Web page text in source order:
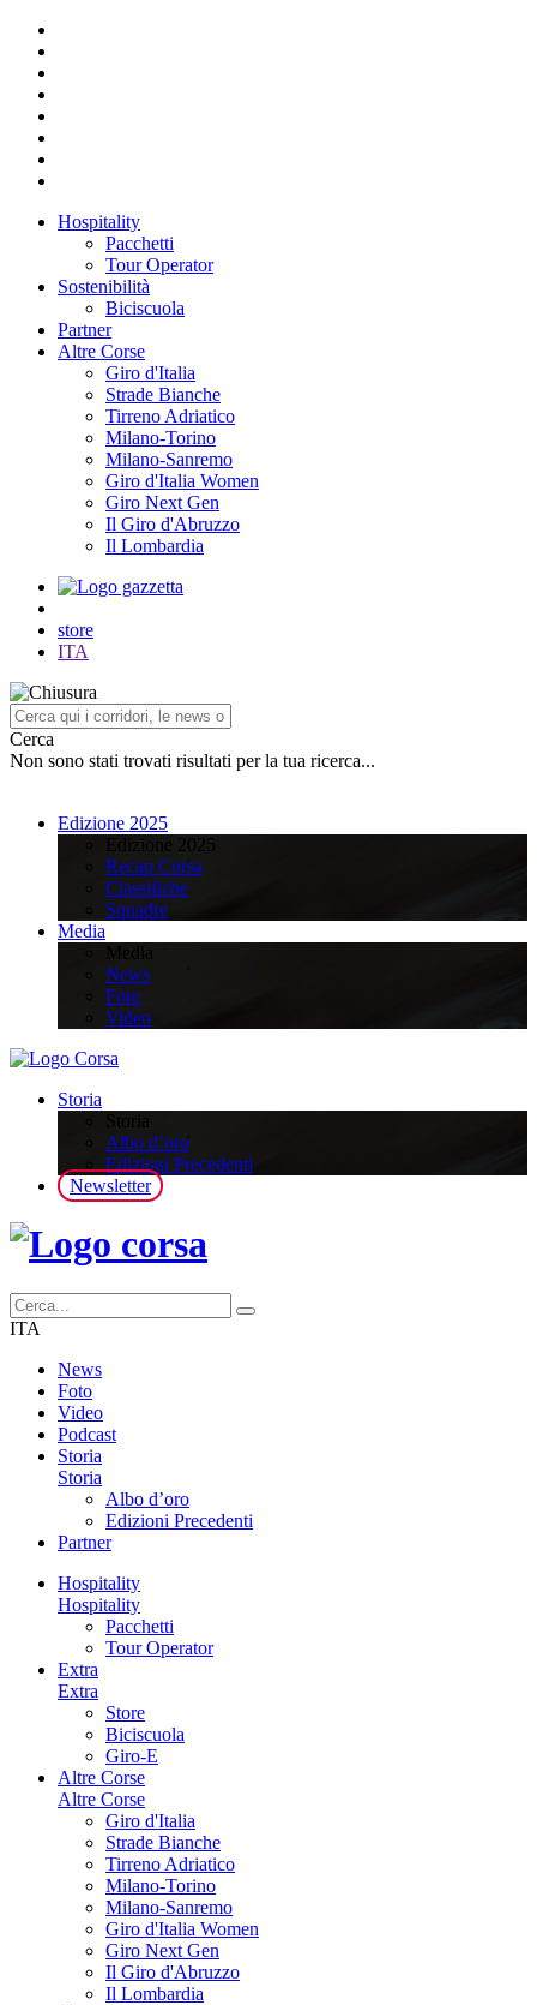
Hospitality
Pacchetti
Tour Operator
Sostenibilità
Biciscuola
Partner
Altre Corse
Giro d'Italia
Strade Bianche
Tirreno Adriatico
Milano-Torino
Milano-Sanremo
Giro d'Italia Women
Giro Next Gen
Il Giro d'Abruzzo
Il Lombardia
store
ITA
Cerca
Non sono stati trovati risultati per la tua ricerca...
Edizione 2025
Recap Corsa
Classifiche
Squadre
Media
News
Foto
Video
Storia
Albo d’oro
Edizioni Precedenti
Newsletter
ITA
News
Foto
Video
Podcast
Storia
Storia
Albo d’oro
Edizioni Precedenti
Partner
Hospitality
Hospitality
Pacchetti
Tour Operator
Extra
Extra
Store
Biciscuola
Giro-E
Altre Corse
Altre Corse
Giro d'Italia
Strade Bianche
Tirreno Adriatico
Milano-Torino
Milano-Sanremo
Giro d'Italia Women
Giro Next Gen
Il Giro d'Abruzzo
Il Lombardia